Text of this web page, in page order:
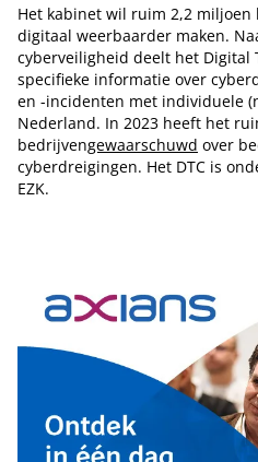
Het kabinet wil ruim 2,2
digitaal weerbaarder maken.
cyberveiligheid deelt het Digital
specifieke informatie over
en -incidenten met individuele
Nederland. In 2023 heeft het
bedrijvengewaarschuwd over
cyberdreigingen. Het DTC is
EZK.